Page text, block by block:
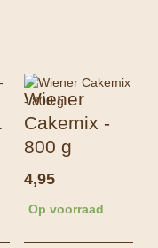
Wiener
Cakemix -
800 g
4,95
Op voorraad